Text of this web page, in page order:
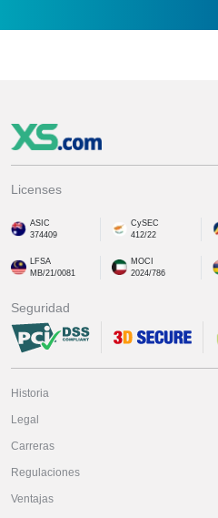
Licenses
ASIC
374409
CySEC
412/22
LFSA
MB/21/0081
MOCI
2024/786
Seguridad
Historia
Legal
Carreras
Regulaciones
Ventajas